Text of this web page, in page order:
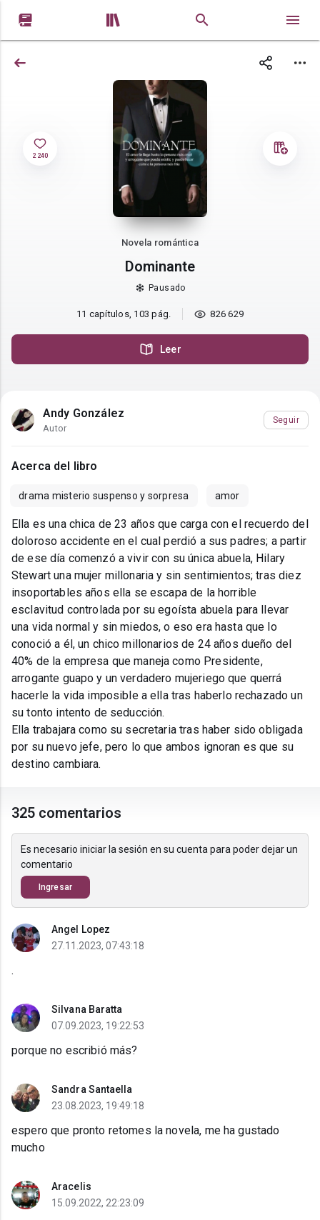
 
2 240
Novela romántica
Dominante
Pausado
11 capítulos, 103 pág. 826 629
Leer
Andy González
Autor
Seguir
Acerca del libro
drama misterio suspenso y sorpresa amor
Ella es una chica de 23 años que carga con el recuerdo del
doloroso accidente en el cual perdió a sus padres; a partir
de ese día comenzó a vivir con su única abuela, Hilary
Stewart una mujer millonaria y sin sentimientos; tras diez
insoportables años ella se escapa de la horrible
esclavitud controlada por su egoísta abuela para llevar
una vida normal y sin miedos, o eso era hasta que lo
conoció a él, un chico millonarios de 24 años dueño del
40% de la empresa que maneja como Presidente,
arrogante guapo y un verdadero mujeriego que querrá
hacerle la vida imposible a ella tras haberlo rechazado un
su tonto intento de seducción.
Ella trabajara como su secretaria tras haber sido obligada
por su nuevo jefe, pero lo que ambos ignoran es que su
destino cambiara.
325 comentarios
Es necesario iniciar la sesión en su cuenta para poder dejar un
comentario
Ingresar
Angel Lopez
27.11.2023, 07:43:18
.
Silvana Baratta
07.09.2023, 19:22:53
porque no escribió más?
Sandra Santaella
23.08.2023, 19:49:18
espero que pronto retomes la novela, me ha gustado
mucho
Aracelis
15.09.2022, 22:23:09